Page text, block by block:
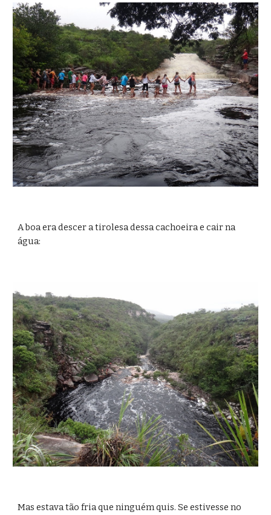
A boa era descer a tirolesa dessa cachoeira e cair na
água:
Mas estava tão fria que ninguém quis. Se estivesse no